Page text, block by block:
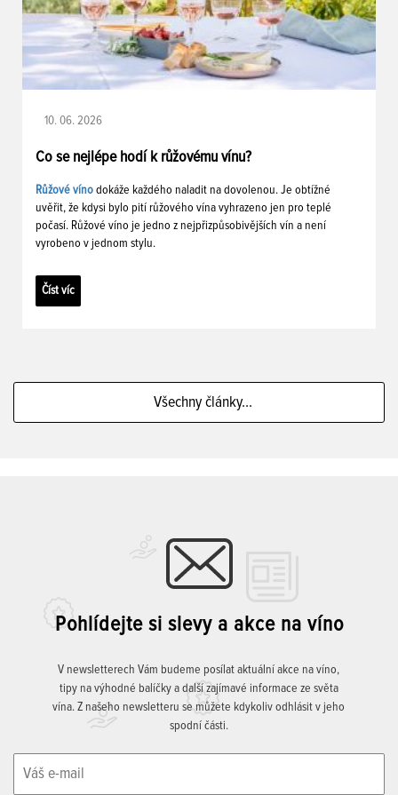
10. 06. 2026
Co se nejlépe hodí k růžovému vínu?
Růžové víno dokáže každého naladit na dovolenou. Je obtížné
uvěřit, že kdysi bylo pití růžového vína vyhrazeno jen pro teplé
počasí. Růžové víno je jedno z nejpřizpůsobivějších vín a není
vyrobeno v jednom stylu.
Číst víc
Všechny články...
Pohlídejte si slevy a akce na víno
V newsletterech Vám budeme posílat aktuální akce na víno,
tipy na výhodné balíčky a další zajímavé informace ze světa
vína. Z našeho newsletteru se můžete kdykoliv odhlásit v jeho
spodní části.